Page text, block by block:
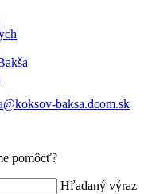
baksa.dcom.sk
pomôcť?
Hľadaný výraz